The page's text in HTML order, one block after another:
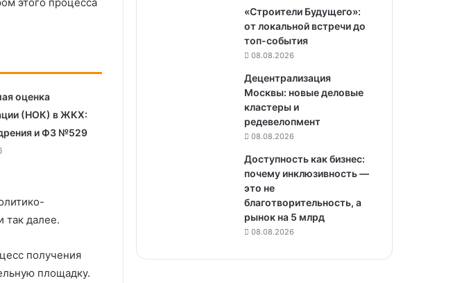
оценка
(НОК) в ЖКХ:
и ФЗ №529
так далее.
получения
площадку.
«Строители Будущего»:
от локальной встречи до
топ-события
08.08.2026
Децентрализация
Москвы: новые деловые
кластеры и
редевелопмент
08.08.2026
Доступность как бизнес:
почему инклюзивность —
это не
благотворительность, а
рынок на 5 млрд
08.08.2026